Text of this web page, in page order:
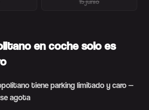
en coche solo es
tiene parking limitado y caro —
agota